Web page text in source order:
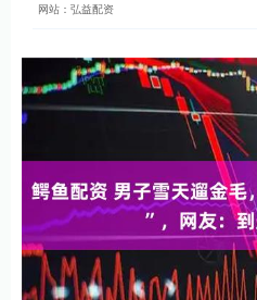
网站：弘益配资